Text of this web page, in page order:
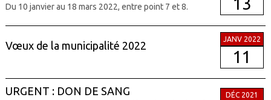
Du 10 janvier au 18 mars 2022, entre point 7 et 8.
Vœux de la municipalité 2022
JANV 2022
11
URGENT : DON DE SANG DÉC 2021